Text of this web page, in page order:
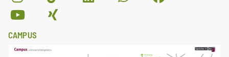
CAMPUS